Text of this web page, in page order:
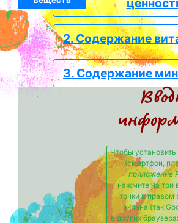
2. Содержание
3. Содержание
Чтобы
(смартфон,
приложение
нажмите на три
точки в правом
экрана (так
в других